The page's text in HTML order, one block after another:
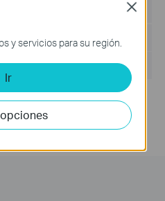
7/10/11/Server 2008 32bits
Statement.
y servicios para su región.
Ir
Close